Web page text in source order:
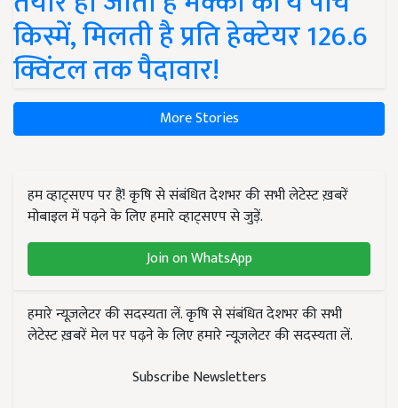
किस्में, मिलती है प्रति हेक्टेयर 126.6
क्विंटल तक पैदावार!
More Stories
हम व्हाट्सएप पर हैं! कृषि से संबंधित देशभर की सभी लेटेस्ट ख़बरें
मोबाइल में पढ़ने के लिए हमारे व्हाट्सएप से जुड़ें.
Join on WhatsApp
हमारे न्यूज़लेटर की सदस्यता लें. कृषि से संबंधित देशभर की सभी
लेटेस्ट ख़बरें मेल पर पढ़ने के लिए हमारे न्यूज़लेटर की सदस्यता लें.
Subscribe Newsletters